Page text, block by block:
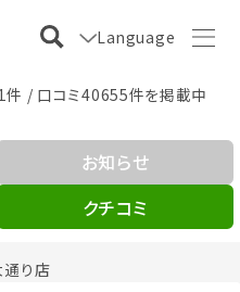
Language
件 / 口コミ40655件を掲載中
通り店
お知らせ
クチコミ